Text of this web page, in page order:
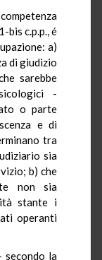
c.p.p., é
a)
di giudizio
sarebbe
-
o parte
e di
tra
sia
b) che
non sia
stante i
operanti
secondo la